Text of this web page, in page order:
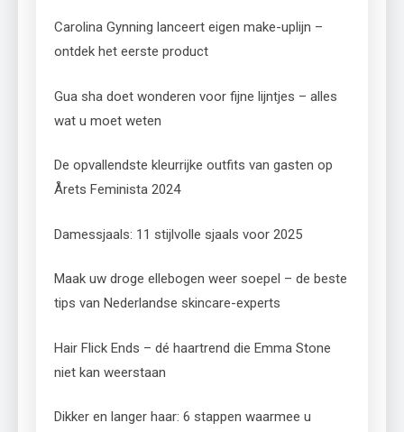
Carolina Gynning lanceert eigen make-uplijn –
ontdek het eerste product
Gua sha doet wonderen voor fijne lijntjes – alles
wat u moet weten
De opvallendste kleurrijke outfits van gasten op
Årets Feminista 2024
Damessjaals: 11 stijlvolle sjaals voor 2025
Maak uw droge ellebogen weer soepel – de beste
tips van Nederlandse skincare-experts
Hair Flick Ends – dé haartrend die Emma Stone
niet kan weerstaan
Dikker en langer haar: 6 stappen waarmee u